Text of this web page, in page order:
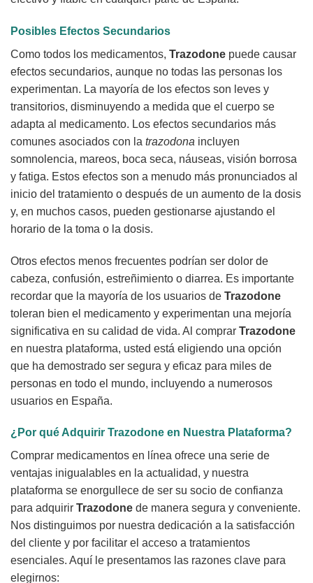
Posibles Efectos Secundarios
Como todos los medicamentos, Trazodone puede causar
efectos secundarios, aunque no todas las personas los
experimentan. La mayoría de los efectos son leves y
transitorios, disminuyendo a medida que el cuerpo se
adapta al medicamento. Los efectos secundarios más
comunes asociados con la trazodona incluyen
somnolencia, mareos, boca seca, náuseas, visión borrosa
y fatiga. Estos efectos son a menudo más pronunciados al
inicio del tratamiento o después de un aumento de la dosis
y, en muchos casos, pueden gestionarse ajustando el
horario de la toma o la dosis.
Otros efectos menos frecuentes podrían ser dolor de
cabeza, confusión, estreñimiento o diarrea. Es importante
recordar que la mayoría de los usuarios de Trazodone
toleran bien el medicamento y experimentan una mejoría
significativa en su calidad de vida. Al comprar Trazodone
en nuestra plataforma, usted está eligiendo una opción
que ha demostrado ser segura y eficaz para miles de
personas en todo el mundo, incluyendo a numerosos
usuarios en España.
¿Por qué Adquirir Trazodone en Nuestra Plataforma?
Comprar medicamentos en línea ofrece una serie de
ventajas inigualables en la actualidad, y nuestra
plataforma se enorgullece de ser su socio de confianza
para adquirir Trazodone de manera segura y conveniente.
Nos distinguimos por nuestra dedicación a la satisfacción
del cliente y por facilitar el acceso a tratamientos
esenciales. Aquí le presentamos las razones clave para
elegirnos: